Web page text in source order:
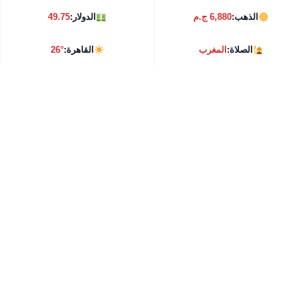
الذهب:6,880 ج.م الدولار:49.75
الصلاة:المغرب القاهرة:26°